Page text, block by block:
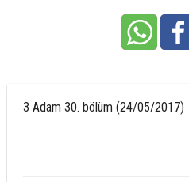
3 Adam 30. bölüm (24/05/2017)